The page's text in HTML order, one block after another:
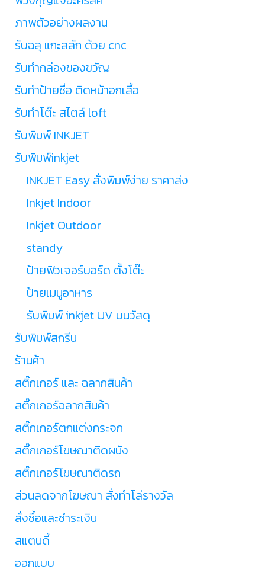
ภาพตัวอย่างผลงาน
รับฉลุ แกะสลัก ด้วย cnc
รับทำกล่องของขวัญ
รับทำป้ายชื่อ ติดหน้าอกเสื้อ
รับทำโต๊ะ สไตล์ loft
รับพิมพ์ INKJET
รับพิมพ์inkjet
INKJET Easy สั่งพิมพ์ง่าย ราคาส่ง
Inkjet Indoor
Inkjet Outdoor
standy
ป้ายฟิวเจอร์บอร์ด ตั้งโต๊ะ
ป้ายเมนูอาหาร
รับพิมพ์ inkjet UV บนวัสดุ
รับพิมพ์สกรีน
ร้านค้า
สติ๊กเกอร์ และ ฉลากสินค้า
สติ๊กเกอร์ฉลากสินค้า
สติ๊กเกอร์ตกแต่งกระจก
สติ๊กเกอร์โฆษณาติดผนัง
สติ๊กเกอร์โฆษณาติดรถ
ส่วนลดจากโฆษณา สั่งทำโล่รางวัล
สั่งซื้อและชำระเงิน
สแตนดี้
ออกแบบ